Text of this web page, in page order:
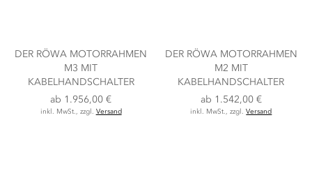
DER RÖWA MOTORRAHMEN
M3 MIT
KABELHANDSCHALTER
ab 1.956,00 €
inkl. MwSt., zzgl. Versand
DER RÖWA MOTORRAHMEN
M2 MIT
KABELHANDSCHALTER
ab 1.542,00 €
inkl. MwSt., zzgl.Versand